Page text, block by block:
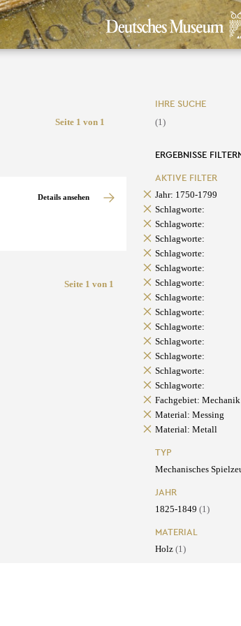
Seite 1 von 1
Details ansehen
Seite 1 von 1
IHRE SUCHE
(1)
ERGEBNISSE
AKTIVE FILTER
Jahr: 1750-1799
Schlagworte:
Schlagworte:
Schlagworte:
Schlagworte:
Schlagworte:
Schlagworte:
Schlagworte:
Schlagworte:
Schlagworte:
Schlagworte:
Schlagworte:
Schlagworte:
Schlagworte:
Fachgebiet: Mechanik
Material: Messing
Material: Metall
TYP
Mechanisches
JAHR
1825-1849 (1)
MATERIAL
Holz (1)